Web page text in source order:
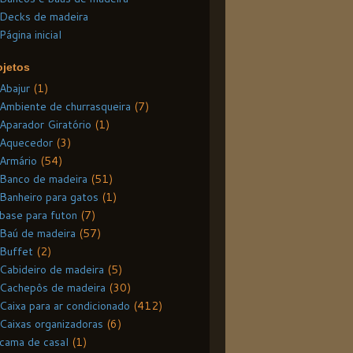
de madeira
inicial
(1)
de churrasqueira (7)
Giratório (1)
(3)
(54)
de madeira (51)
para gatos (1)
para futon (7)
de madeira (57)
(2)
de madeira (5)
de madeira (30)
para ar condicionado (412)
organizadoras (6)
de casal (1)